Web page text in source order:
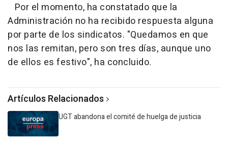
Por el momento, ha constatado que la
Administración no ha recibido respuesta alguna
por parte de los sindicatos. "Quedamos en que
nos las remitan, pero son tres días, aunque uno
de ellos es festivo", ha concluido.
Artículos Relacionados
UGT abandona el comité de huelga de justicia